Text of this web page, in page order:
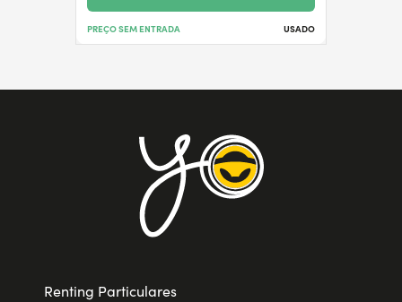
PREÇO SEM ENTRADA USADO
Renting Particulares